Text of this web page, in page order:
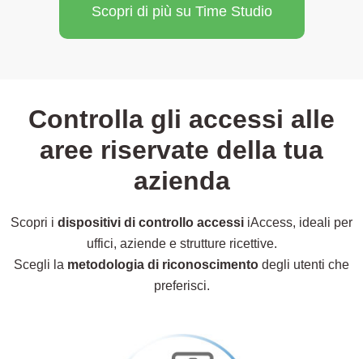
Scopri di più su Time Studio
Controlla gli accessi alle
aree riservate della tua
azienda
Scopri i dispositivi di controllo accessi iAccess, ideali per
uffici, aziende e strutture ricettive.
Scegli la metodologia di riconoscimento degli utenti che
preferisci.